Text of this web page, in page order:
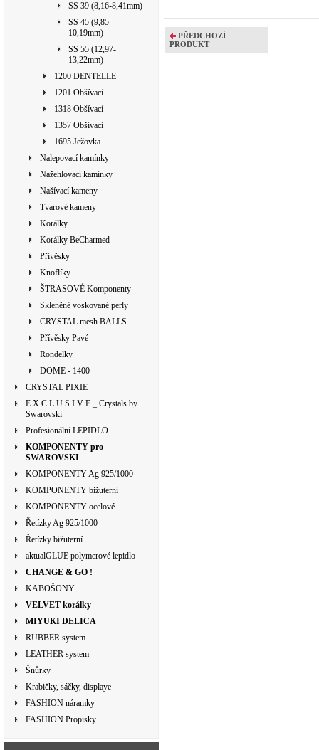
SS 39 (8,16-8,41mm)
SS 45 (9,85-
10,19mm)
SS 55 (12,97-
13,22mm)
1200 DENTELLE
1201 Obšívací
1318 Obšívací
1357 Obšívací
1695 Ježovka
Nalepovací kamínky
Nažehlovací kamínky
Našívací kameny
Tvarové kameny
Korálky
Korálky BeCharmed
Přívěsky
Knoflíky
ŠTRASOVÉ Komponenty
Skleněné voskované perly
CRYSTAL mesh BALLS
Přívěsky Pavé
Rondelky
DOME - 1400
CRYSTAL PIXIE
E X C L U S I V E _ Crystals by
Swarovski
Profesionální LEPIDLO
KOMPONENTY pro
SWAROVSKI
KOMPONENTY Ag 925/1000
KOMPONENTY bižuterní
KOMPONENTY ocelové
Řetízky Ag 925/1000
Řetízky bižuterní
aktualGLUE polymerové lepidlo
CHANGE & GO !
KABOŠONY
VELVET korálky
MIYUKI DELICA
RUBBER system
LEATHER system
Šnůrky
Krabičky, sáčky, displaye
FASHION náramky
FASHION Propisky
PŘEDCHOZÍ
PRODUKT